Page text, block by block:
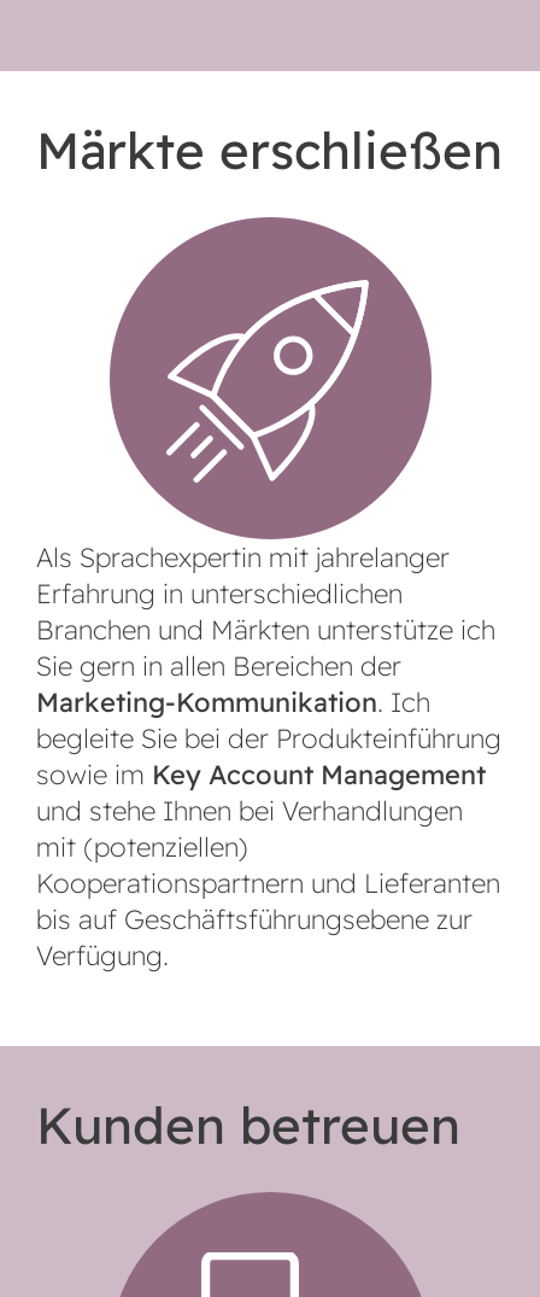
Märkte erschließen
Als Sprachexpertin mit jahrelanger
Erfahrung in unterschiedlichen
Branchen und Märkten unterstütze ich
Sie gern in allen Bereichen der
Marketing-Kommunikation. Ich
begleite Sie bei der Produkteinführung
sowie im Key Account Management
und stehe Ihnen bei Verhandlungen
mit (potenziellen)
Kooperationspartnern und Lieferanten
bis auf Geschäftsführungsebene zur
Verfügung.
Kunden betreuen